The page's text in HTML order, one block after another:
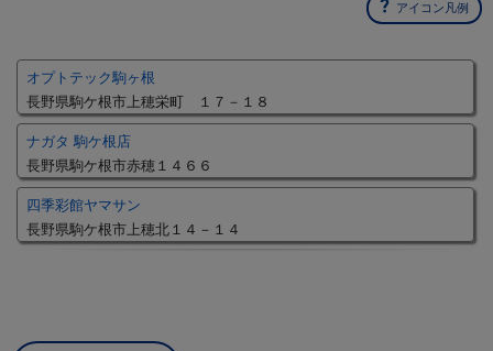
アイコン凡例
オプトテック駒ヶ根
長野県駒ケ根市上穂栄町 １７－１８
ナガタ 駒ケ根店
長野県駒ケ根市赤穂１４６６
四季彩館ヤマサン
長野県駒ケ根市上穂北１４－１４